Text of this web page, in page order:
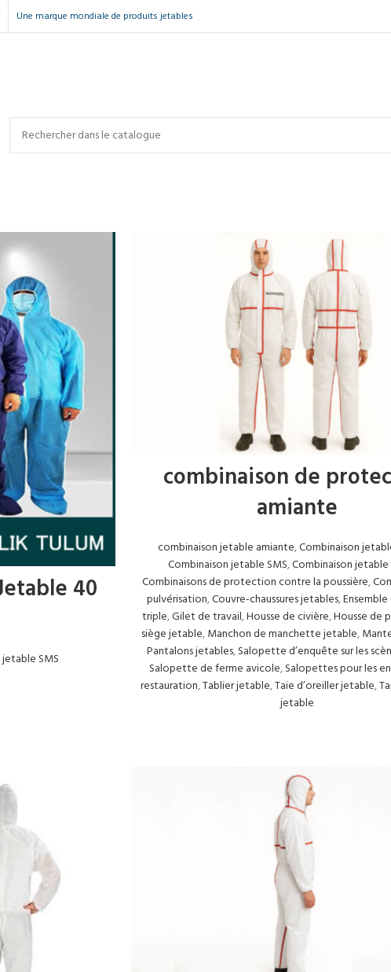
Une marque mondiale de produits jetables
40
SMS
combinaison de
amiante
combinaison jetable amiante,Combinaison
Combinaison jetable SMS,Combinaison
Combinaisons de protection contre la poussière,
pulvérisation,Couvre-chaussures jetables,
triple,Gilet de travail,Housse de civière,Housse de
siège jetable,Manchon de manchette jetable,
Pantalons jetables,Salopette d’enquête sur les
Salopette de ferme avicole,Salopettes pour les
restauration,Tablier jetable,Taie d’oreiller jetable,
jetable